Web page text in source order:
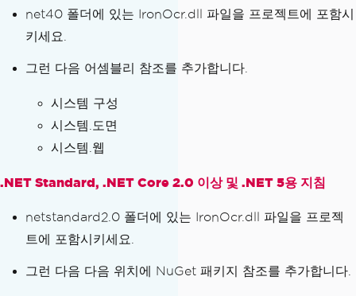
net40 폴더에 있는 IronOcr.dll 파일을 프로젝트에 포함시
키세요.
그런 다음 어셈블리 참조를 추가합니다.
시스템 구성
시스템.도면
시스템.웹
.NET Standard, .NET Core 2.0 이상 및 .NET 5용 지침
netstandard2.0 폴더에 있는 IronOcr.dll 파일을 프로젝
트에 포함시키세요.
그런 다음 다음 위치에 NuGet 패키지 참조를 추가합니다.